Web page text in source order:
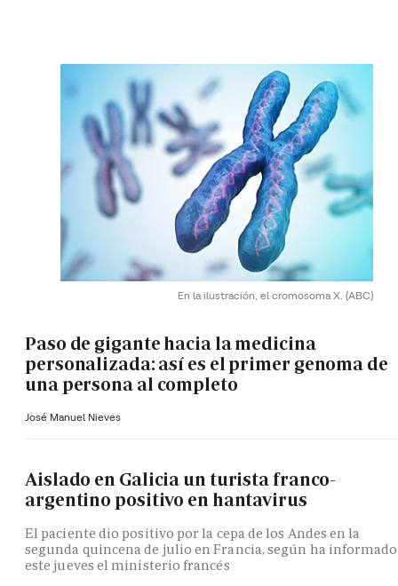
En la ilustración, el cromosoma X. (ABC)
Paso de gigante hacia la medicina
personalizada: así es el primer genoma de
una persona al completo
José Manuel Nieves
Aislado en Galicia un turista franco-
argentino positivo en hantavirus
El paciente dio positivo por la cepa de los Andes en la
segunda quincena de julio en Francia, según ha informado
este jueves el ministerio francés